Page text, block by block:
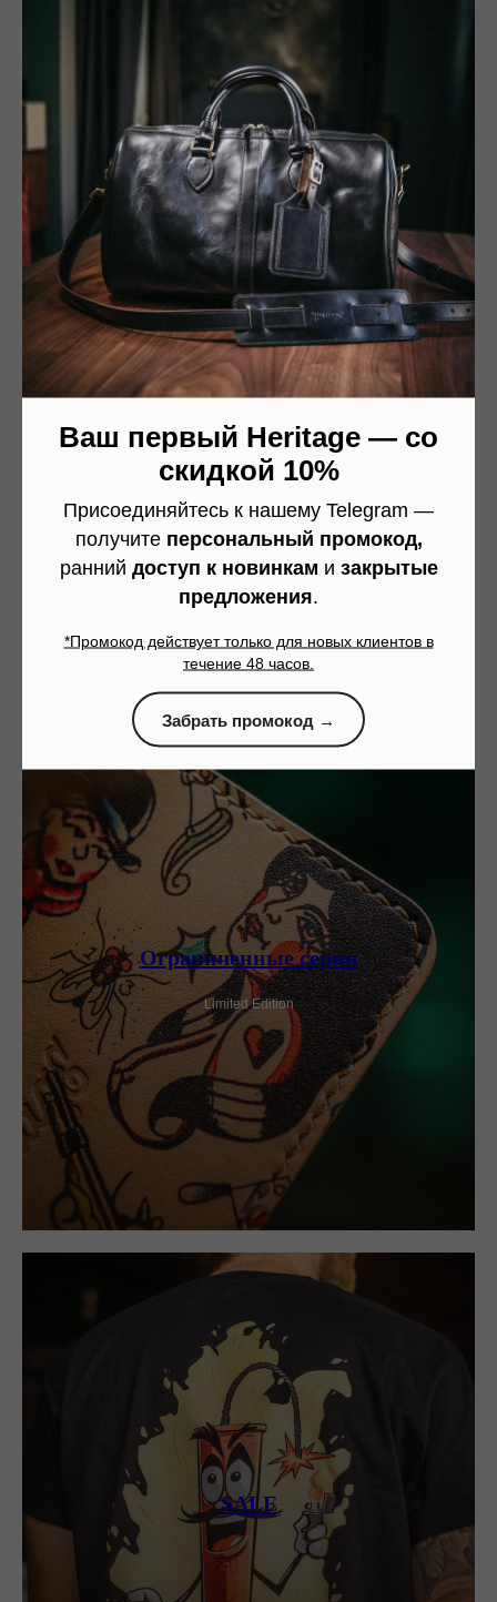
Ваш первый Heritage — со
скидкой 10%
Присоединяйтесь к нашему Telegram —
получите персональный промокод,
ранний доступ к новинкам и закрытые
предложения.
*Промокод действует только для новых клиентов в
течение 48 часов.
Забрать промокод →
Heritage Denim
Ограниченные серии
Limited Edition
SALE